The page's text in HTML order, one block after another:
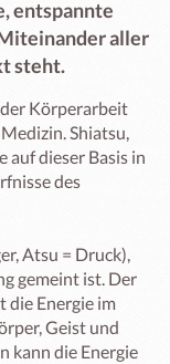
entspannte
aller
steht.
Körperarbeit
Shiatsu,
auf dieser Basis in
des
Atsu = Druck),
gemeint ist. Der
die Energie im
Geist und
kann die Energie